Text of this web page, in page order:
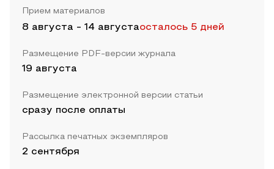
Прием материалов
8 августа - 14 августаосталось 5 дней
Размещение PDF-версии журнала
19 августа
Размещение электронной версии статьи
сразу после оплаты
Рассылка печатных экземпляров
2 сентября